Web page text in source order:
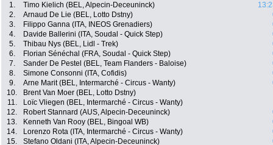
1. Timo Kielich (BEL, Alpecin-Deceuninck)
2.
Arnaud De Lie (BEL, Lotto Dstny)
3.
Filippo Ganna (ITA, INEOS Grenadiers)
4.
Davide Ballerini (ITA, Soudal - Quick Step)
5.
Thibau Nys (BEL, Lidl - Trek)
6.
Florian Sénéchal (FRA, Soudal - Quick Step)
7.
Sander De Pestel (BEL, Team Flanders - Baloise)
8.
Simone Consonni (ITA, Cofidis)
9.
Arne Marit (BEL, Intermarché - Circus - Wanty)
10.
Brent Van Moer (BEL, Lotto Dstny)
11.
Loïc Vliegen (BEL, Intermarché - Circus - Wanty)
12.
Robert Stannard (AUS, Alpecin-Deceuninck)
13.
Kenneth Van Rooy (BEL, Bingoal WB)
14.
Lorenzo Rota (ITA, Intermarché - Circus - Wanty)
15.
Stefano Oldani (ITA, Alpecin-Deceuninck)